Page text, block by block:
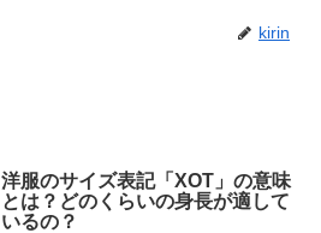
kirin
洋服のサイズ表記「XOT」の意味
とは？どのくらいの身長が適して
いるの？